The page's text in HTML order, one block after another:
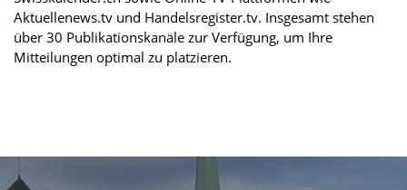
Aktuellenews.tv und Handelsregister.tv. Insgesamt stehen
über 30 Publikationskanäle zur Verfügung, um Ihre
Mitteilungen optimal zu platzieren.